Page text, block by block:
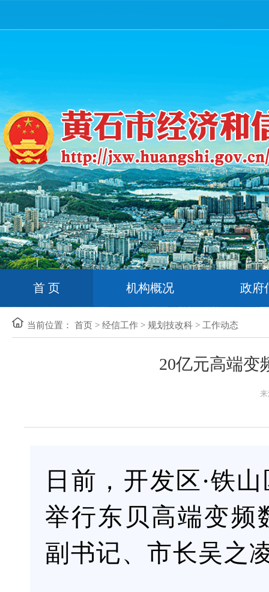
首 页 机构概况 政府
当前位置： 首页 > 经信工作 > 规划技改科 > 工作动态
20亿元高端变
日前，开发区·铁
举行东贝高端变频
副书记、市长吴之